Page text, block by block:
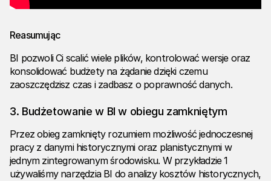
Reasumując
BI pozwoli Ci scalić wiele plików, kontrolować wersje oraz
konsolidować budżety na żądanie dzięki czemu
zaoszczędzisz czas i zadbasz o poprawność danych.
3. Budżetowanie w BI w obiegu zamkniętym
Przez obieg zamknięty rozumiem możliwość jednoczesnej
pracy z danymi historycznymi oraz planistycznymi w
jednym zintegrowanym środowisku. W przykładzie 1
używaliśmy narzędzia BI do analizy kosztów historycznych,